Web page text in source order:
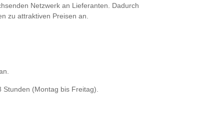
Netzwerk an Lieferanten. Dadurch
zu attraktiven Preisen an.
(Montag bis Freitag).